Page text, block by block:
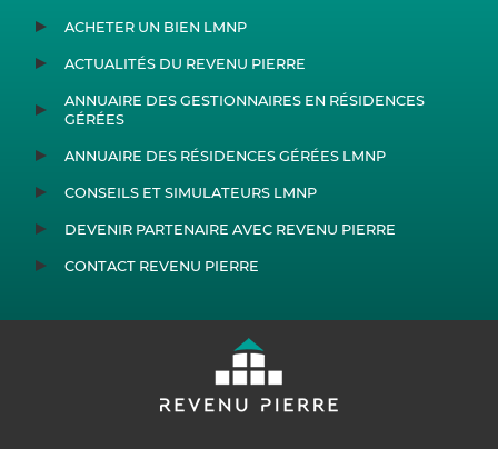
ACHETER UN BIEN LMNP
ACTUALITÉS DU REVENU PIERRE
ANNUAIRE DES GESTIONNAIRES EN RÉSIDENCES
GÉRÉES
ANNUAIRE DES RÉSIDENCES GÉRÉES LMNP
CONSEILS ET SIMULATEURS LMNP
DEVENIR PARTENAIRE AVEC REVENU PIERRE
CONTACT REVENU PIERRE